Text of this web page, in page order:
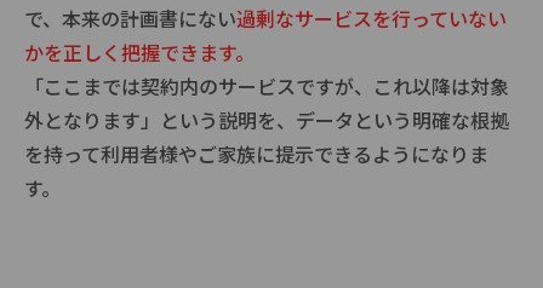
で、本来の計画書にない過剰なサービスを行っていない
かを正しく把握できます。
「ここまでは契約内のサービスですが、これ以降は対象
外となります」という説明を、データという明確な根拠
を持って利用者様やご家族に提示できるようになりま
す。